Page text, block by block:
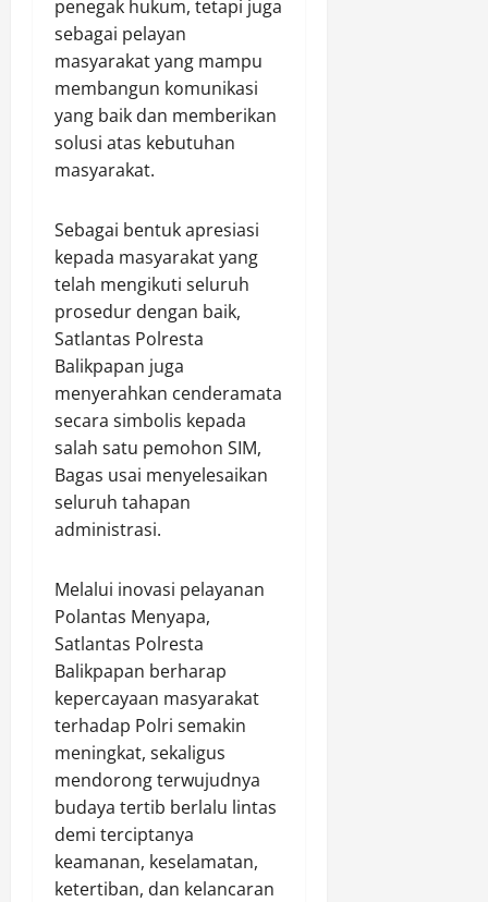
penegak hukum, tetapi juga
sebagai pelayan
masyarakat yang mampu
membangun komunikasi
yang baik dan memberikan
solusi atas kebutuhan
masyarakat.
Sebagai bentuk apresiasi
kepada masyarakat yang
telah mengikuti seluruh
prosedur dengan baik,
Satlantas Polresta
Balikpapan juga
menyerahkan cenderamata
secara simbolis kepada
salah satu pemohon SIM,
Bagas usai menyelesaikan
seluruh tahapan
administrasi.
Melalui inovasi pelayanan
Polantas Menyapa,
Satlantas Polresta
Balikpapan berharap
kepercayaan masyarakat
terhadap Polri semakin
meningkat, sekaligus
mendorong terwujudnya
budaya tertib berlalu lintas
demi terciptanya
keamanan, keselamatan,
ketertiban, dan kelancaran